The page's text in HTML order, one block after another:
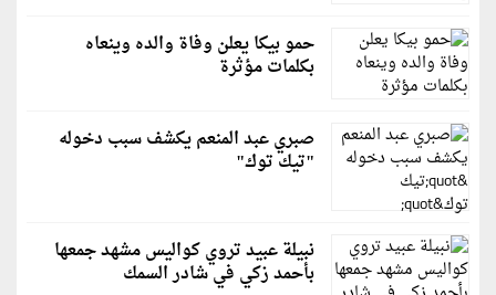
حمو بيكا يعلن وفاة والده وينعاه
بكلمات مؤثرة
صبري عبد المنعم يكشف سبب دخوله
"تيك توك"
نبيلة عبيد تروي كواليس مشهد جمعها
بأحمد زكي في شادر السمك